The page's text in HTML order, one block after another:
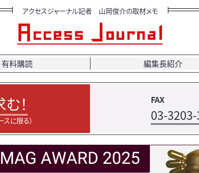
アクセスジャーナル記者 山岡俊介の取材メモ
有料購読 編集長紹介
！
に限る）
FAX
03-